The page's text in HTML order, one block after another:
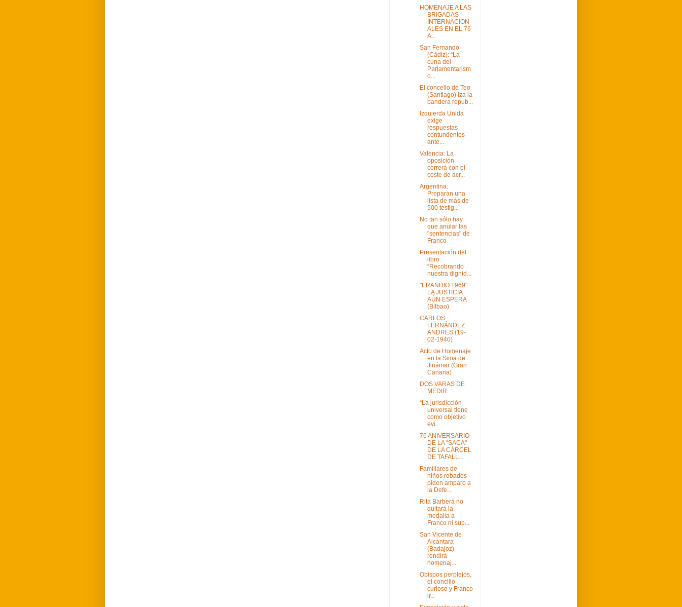
HOMENAJE A LAS
BRIGADAS
INTERNACION
ALES EN EL 76
A...
San Fernando
(Cádiz): “La
cuna del
Parlamentarism
o...
El concello de Teo
(Santiago) iza la
bandera repub...
Izquierda Unida
exige
respuestas
contundentes
ante...
Valencia: La
oposición
correrá con el
coste de acr...
Argentina:
Preparan una
lista de más de
500 testig...
No tan sólo hay
que anular las
"sentencias" de
Franco
Presentación del
libro:
“Recobrando
nuestra dignid...
"ERANDIO 1969":
LA JUSTICIA
AÚN ESPERA
(Bilbao)
CARLOS
FERNÁNDEZ
ANDRES (19-
02-1940)
Acto de Homenaje
en la Sima de
Jinámar (Gran
Canaria)
DOS VARAS DE
MEDIR
“La jurisdicción
universal tiene
como objetivo
evi...
76 ANIVERSARIO
DE LA "SACA"
DE LA CÁRCEL
DE TAFALL...
Familiares de
niños robados
piden amparo a
la Defe...
Rita Barberá no
quitará la
medalla a
Franco ni sup...
San Vicente de
Alcántara
(Badajoz)
rendirá
homenaj...
Obispos perplejos,
el concilio
curioso y Franco
ir...